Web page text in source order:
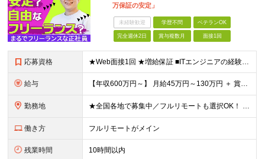
万保証の安定」
未経験歓迎 学歴不問 ベテランOK
完全週休2日 賞与複数月 面接1回
応募資格 ★Web面接1回 ★増給保証 ■ITエンジニアの経験をお持ちの方（1年以上）※言語や担当フェーズは不問 ■学歴不問 ※ブランクのある方も歓迎！転職回数も問いません 【全国で活躍するエンジニアの定着
給与 【年収600万円～】 月給45万円～130万円 ＋ 賞与年2回（108万円～） ＋ 高還元（単価の80％～92％） ※残業代は1分単位で100％全額支給。サービス残業などは一切ありません ※試用期間6
勤務地 ★全国各地で募集中／フルリモートも選択OK！ ご自宅から通いやすい「全国のプロジェクト先」または「フルリモート・リモート」での勤務となります。 ※リモート実施率：96％ ※フルリモート勤務：多数実績
働き方 フルリモートがメイン
残業時間 10時間以内